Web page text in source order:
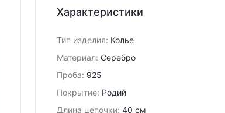
Характеристики
Тип изделия: Колье
Материал: Серебро
Проба: 925
Покрытие: Родий
Длина цепочки: 40 см